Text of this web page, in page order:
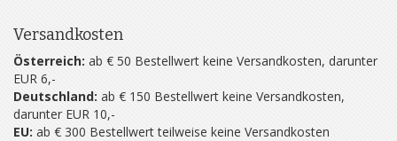
Versandkosten
Österreich: ab € 50 Bestellwert keine Versandkosten, darunter
EUR 6,-
Deutschland: ab € 150 Bestellwert keine Versandkosten,
darunter EUR 10,-
EU: ab € 300 Bestellwert teilweise keine Versandkosten